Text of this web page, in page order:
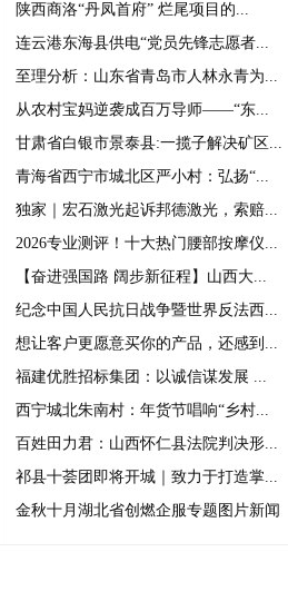
陕西商洛“丹凤首府” 烂尾项目的...
连云港东海县供电“党员先锋志愿者...
至理分析：山东省青岛市人林永青为...
从农村宝妈逆袭成百万导师——“东...
甘肃省白银市景泰县:一揽子解决矿区...
青海省西宁市城北区严小村：弘扬“...
独家｜宏石激光起诉邦德激光，索赔...
2026专业测评！十大热门腰部按摩仪...
【奋进强国路 阔步新征程】山西大...
纪念中国人民抗日战争暨世界反法西...
想让客户更愿意买你的产品，还感到...
福建优胜招标集团：以诚信谋发展 ...
西宁城北朱南村：年货节唱响“乡村...
百姓田力君：山西怀仁县法院判决形...
祁县十荟团即将开城｜致力于打造掌...
金秋十月湖北省创燃企服专题图片新闻